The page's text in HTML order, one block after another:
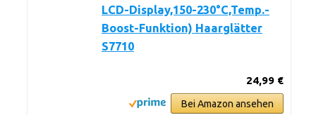
LCD-Display,150-230°C,Temp.-
Boost-Funktion) Haarglätter
S7710
24,99 €
Bei Amazon ansehen